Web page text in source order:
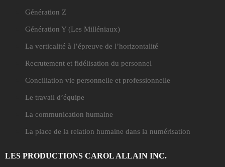
Génération Z
Génération Y (Les Milléniaux)
La verticalité à l’épreuve de l’horizontalité
Recrutement et fidélisation du personnel
Conciliation vie personnelle et professionnelle
Le travail d’équipe
La communication humaine
La place de la relation humaine dans la numérisation
LES PRODUCTIONS CAROL ALLAIN INC.